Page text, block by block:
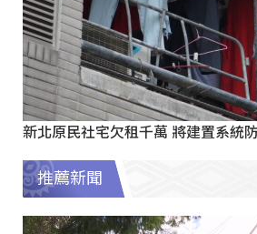
新北原民社宅欠租千萬 將建置系統
推薦新聞